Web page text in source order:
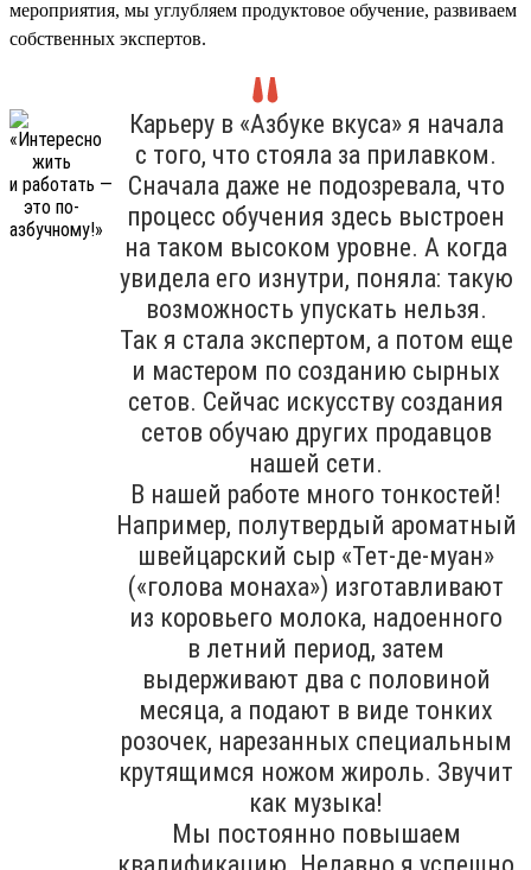
мероприятия, мы углубляем продуктовое обучение, развиваем
собственных экспертов.
Карьеру в «Азбуке вкуса» я начала
с того, что стояла за прилавком.
Сначала даже не подозревала, что
процесс обучения здесь выстроен
на таком высоком уровне. А когда
увидела его изнутри, поняла: такую
возможность упускать нельзя.
Так я стала экспертом, а потом еще
и мастером по созданию сырных
сетов. Сейчас искусству создания
сетов обучаю других продавцов
нашей сети.
В нашей работе много тонкостей!
Например, полутвердый ароматный
швейцарский сыр «Тет-де-муан»
(«голова монаха») изготавливают
из коровьего молока, надоенного
в летний период, затем
выдерживают два с половиной
месяца, а подают в виде тонких
розочек, нарезанных специальным
крутящимся ножом жироль. Звучит
как музыка!
Мы постоянно повышаем